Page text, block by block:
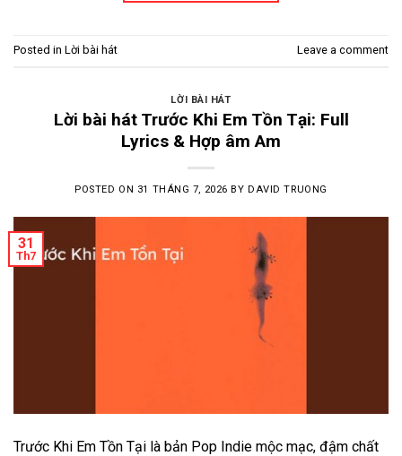
Posted in Lời bài hát Leave a comment
LỜI BÀI HÁT
Lời bài hát Trước Khi Em Tồn Tại: Full
Lyrics & Hợp âm Am
POSTED ON 31 THÁNG 7, 2026 BY DAVID TRUONG
31
Th7
Trước Khi Em Tồn Tại là bản Pop Indie mộc mạc, đậm chất